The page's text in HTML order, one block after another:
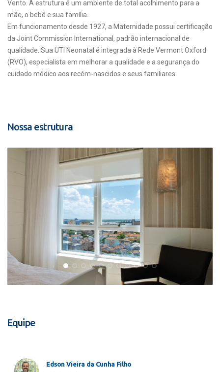
Vento. A estrutura é um ambiente de total acolhimento para a
mãe, o bebê e sua família.
Em funcionamento desde 1927, a Maternidade possui certificação
da Joint Commission International, padrão internacional de
qualidade. Sua UTI Neonatal é integrada à Rede Vermont Oxford
(RVO), especialista em melhorar a qualidade e a segurança do
cuidado médico aos recém-nascidos e seus familiares.
Nossa estrutura
Equipe
Edson Vieira da Cunha Filho